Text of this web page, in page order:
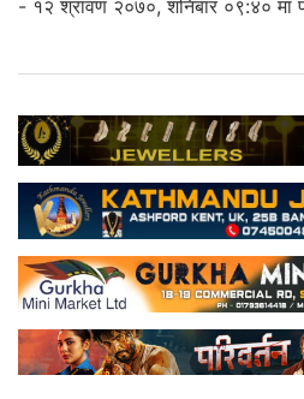
- १२ श्रावण २०७०, शनिबार ०९:४० मा